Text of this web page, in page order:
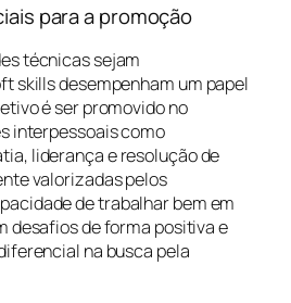
para a promoção
técnicas sejam
skills desempenham um papel
é ser promovido no
interpessoais como
liderança e resolução de
valorizadas pelos
de trabalhar bem em
desafios de forma positiva e
na busca pela